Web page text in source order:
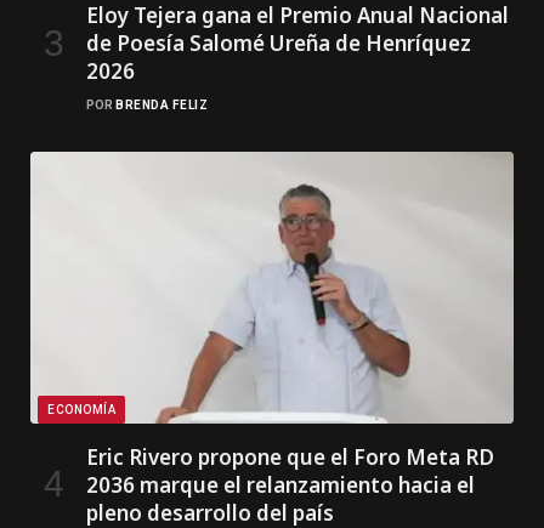
Eloy Tejera gana el Premio Anual Nacional
de Poesía Salomé Ureña de Henríquez
2026
POR BRENDA FELIZ
ECONOMÍA
Eric Rivero propone que el Foro Meta RD
2036 marque el relanzamiento hacia el
pleno desarrollo del país